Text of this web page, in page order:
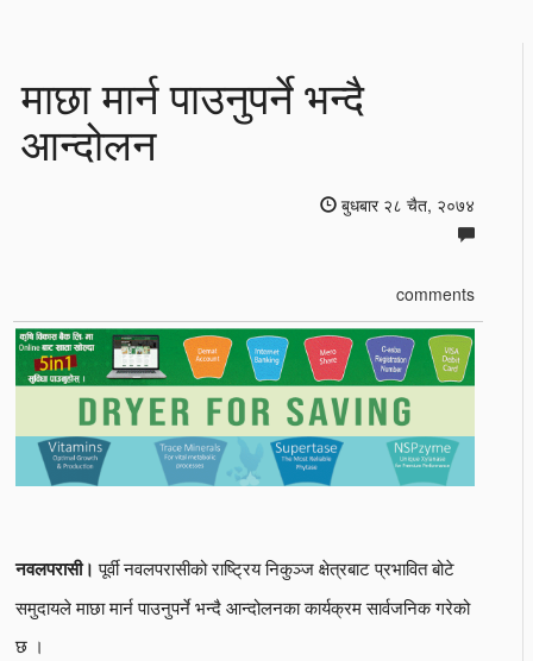
माछा मार्न पाउनुपर्ने भन्दै
आन्दोलन
बुधबार २८ चैत, २०७४
comments
नवलपरासी। पूर्वी नवलपरासीको राष्ट्रिय निकुञ्ज क्षेत्रबाट प्रभावित बोटे
समुदायले माछा मार्न पाउनुपर्ने भन्दै आन्दोलनका कार्यक्रम सार्वजनिक गरेको
छ ।